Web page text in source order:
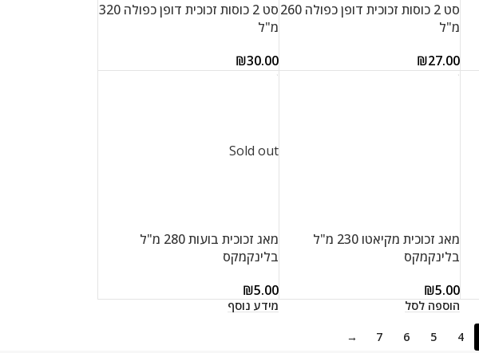
סט 2 כוסות זכוכית דופן כפולה 260
מ"ל
₪27.00
הוספה לסל
סט 2 כוסות זכוכית דופן כפולה 320
מ"ל
₪30.00
הוספה לסל
מאג זכוכית מקיאטו 230 מ"ל
בלינקמקס
₪5.00
הוספה לסל
Sold out
מאג זכוכית בועות 280 מ"ל
בלינקמקס
₪5.00
מידע נוסף
4
5
6
7
→